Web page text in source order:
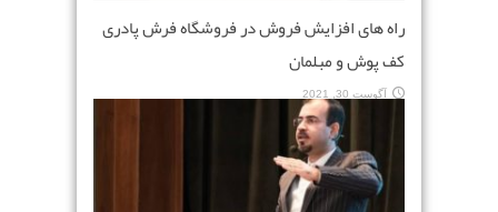
راه های افزایش فروش در فروشگاه فرش پادری
کف پوش و مبلمان
آگوست 30, 2021